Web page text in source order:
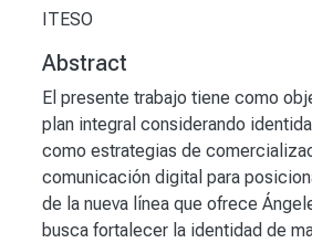
ITESO
Abstract
El presente trabajo tiene como
plan integral considerando
como estrategias de
comunicación digital para
de la nueva línea que ofrece
busca fortalecer la identidad de